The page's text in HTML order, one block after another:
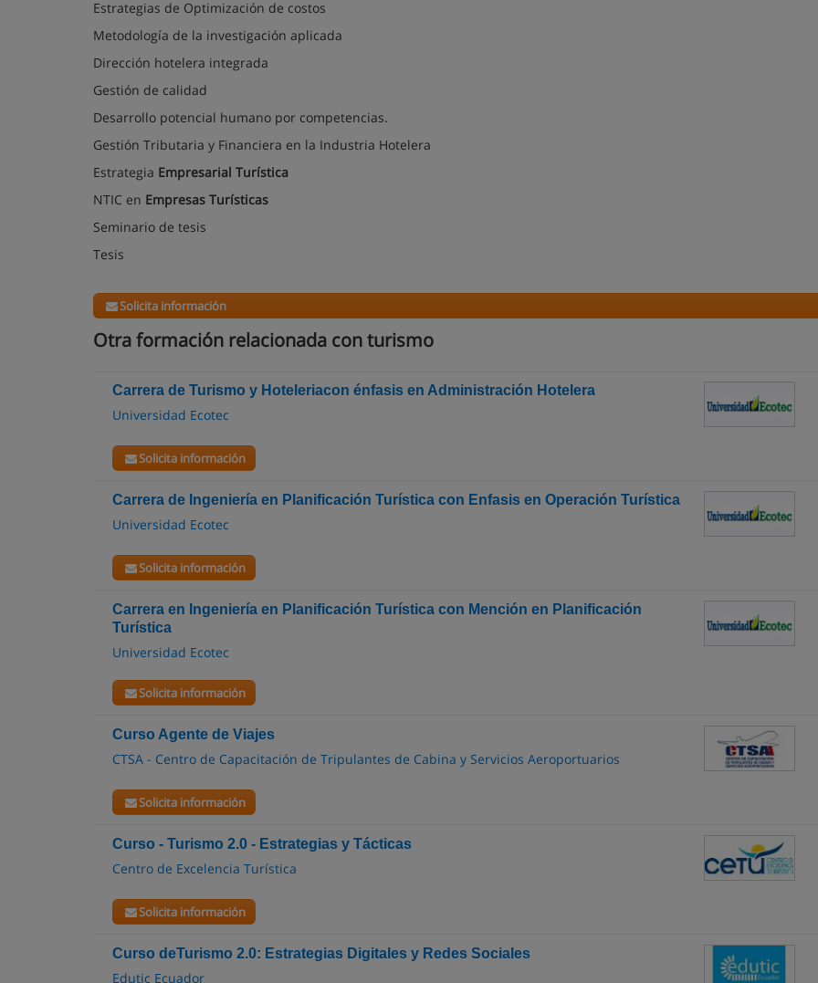
Estrategias de Optimización de costos
Metodología de la investigación aplicada
Dirección hotelera integrada
Gestión de calidad
Desarrollo potencial humano por competencias.
Gestión Tributaria y Financiera en la Industria Hotelera
Estrategia Empresarial Turística
NTIC en Empresas Turísticas
Seminario de tesis
Tesis
Solicita información
Otra formación relacionada con turismo
Carrera de Turismo y Hoteleriacon énfasis en Administración Hotelera
Universidad Ecotec
Solicita información
Carrera de Ingeniería en Planificación Turística con Enfasis en Operación Turística
Universidad Ecotec
Solicita información
Carrera en Ingeniería en Planificación Turística con Mención en Planificación
Turística
Universidad Ecotec
Solicita información
Curso Agente de Viajes
CTSA - Centro de Capacitación de Tripulantes de Cabina y Servicios Aeroportuarios
Solicita información
Curso - Turismo 2.0 - Estrategias y Tácticas
Centro de Excelencia Turística
Solicita información
Curso deTurismo 2.0: Estrategias Digitales y Redes Sociales
Edutic Ecuador